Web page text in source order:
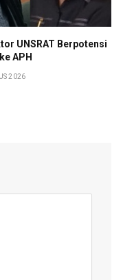
UNSRAT Berpotensi
APH
2026